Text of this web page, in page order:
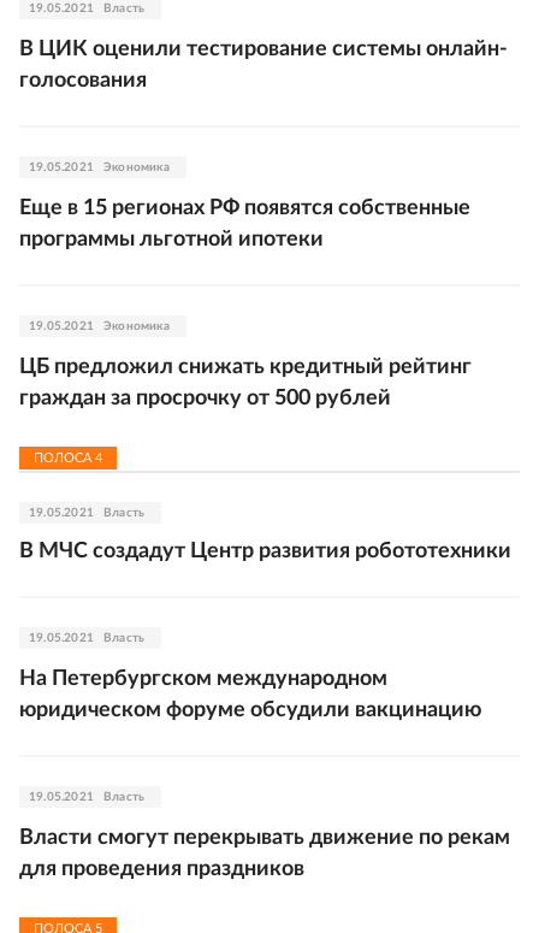
19.05.2021 Власть
В ЦИК оценили тестирование системы онлайн-
голосования
19.05.2021 Экономика
Еще в 15 регионах РФ появятся собственные
программы льготной ипотеки
19.05.2021 Экономика
ЦБ предложил снижать кредитный рейтинг
граждан за просрочку от 500 рублей
ПОЛОСА 4
19.05.2021 Власть
В МЧС создадут Центр развития робототехники
19.05.2021 Власть
На Петербургском международном
юридическом форуме обсудили вакцинацию
19.05.2021 Власть
Власти смогут перекрывать движение по рекам
для проведения праздников
ПОЛОСА 5